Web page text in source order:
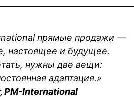
прямые продажи —
настоящее и будущее.
нужны две вещи:
адаптация.»
PM-International